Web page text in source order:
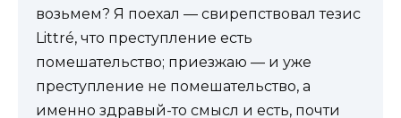
возьмем? Я поехал — свирепствовал тезис
Littré, что преступление есть
помешательство; приезжаю — и уже
преступление не помешательство, а
именно здравый-то смысл и есть, почти